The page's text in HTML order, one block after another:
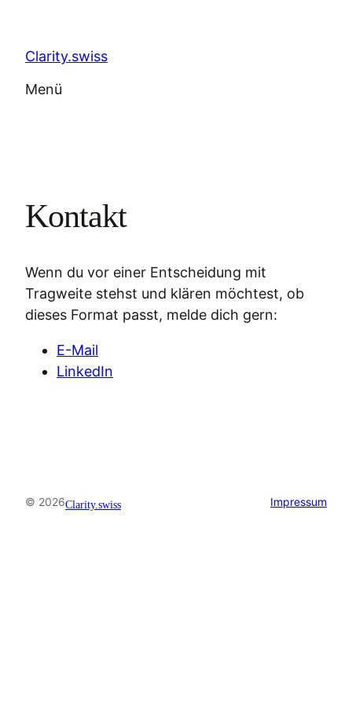
springen
Clarity.swiss
Menü
Kontakt
Wenn du vor einer Entscheidung mit
Tragweite stehst und klären möchtest, ob
dieses Format passt, melde dich gern:
E-Mail
LinkedIn
© 2026Clarity.swiss Impressum